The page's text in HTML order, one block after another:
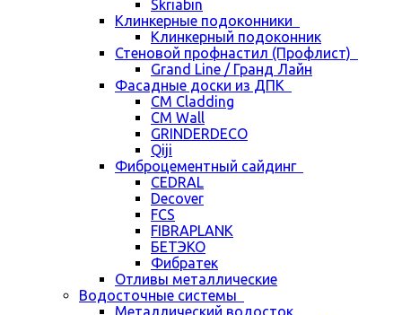
Skriabin
Клинкерные подоконники
Клинкерный подоконник
Стеновой профнастил (Профлист)
Grand Line / Гранд Лайн
Фасадные доски из ДПК
CM Cladding
CM Wall
GRINDERDECO
Qiji
Фиброцементный сайдинг
CEDRAL
Decover
FCS
FIBRAPLANK
БЕТЭКО
Фибратек
Отливы металлические
Водосточные системы
Металлический водосток